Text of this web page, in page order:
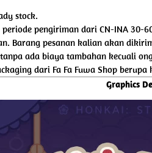
stock.
pengiriman dari CN-INA
Barang pesanan kalian akan
tanpa ada biaya tambahan kecuali
dari Fa Fa Fuwa Shop
Graphics